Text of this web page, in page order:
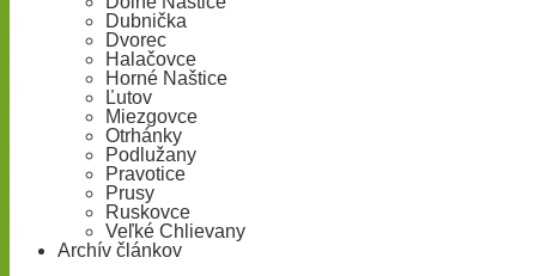
Dubnička
Dvorec
Halačovce
Horné Naštice
Ľutov
Miezgovce
Otrhánky
Podlužany
Pravotice
Prusy
Ruskovce
Veľké Chlievany
Archív článkov